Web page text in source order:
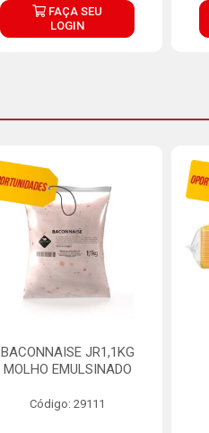
FAÇA SEU
LOGIN
BACONNAISE JR1,1KG
MOLHO EMULSINADO
Código: 29111